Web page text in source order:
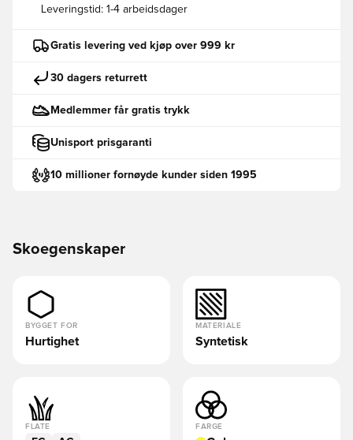
Leveringstid: 1-4 arbeidsdager
Gratis levering ved kjøp over 999 kr
30 dagers returrett
Medlemmer får gratis trykk
Unisport prisgaranti
10 millioner fornøyde kunder siden 1995
Skoegenskaper
BYGGET FOR
Hurtighet
MATERIALE
Syntetisk
FLATE FARGE